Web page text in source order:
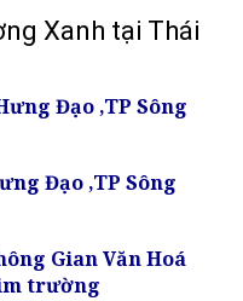
Xanh tại Thái
Đạo ,TP Sông
Đạo ,TP Sông
Gian Văn Hoá
trường